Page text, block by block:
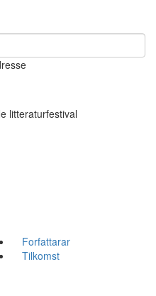
litteraturfestival
Forfattarar
Tilkomst